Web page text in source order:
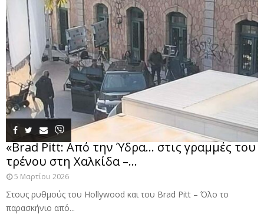
«Brad Pitt: Από την Ύδρα… στις γραμμές του
τρένου στη Χαλκίδα –...
5 Μαρτίου 2026
Στους ρυθμούς του Hollywood και του Brad Pitt – Όλο το
παρασκήνιο από...